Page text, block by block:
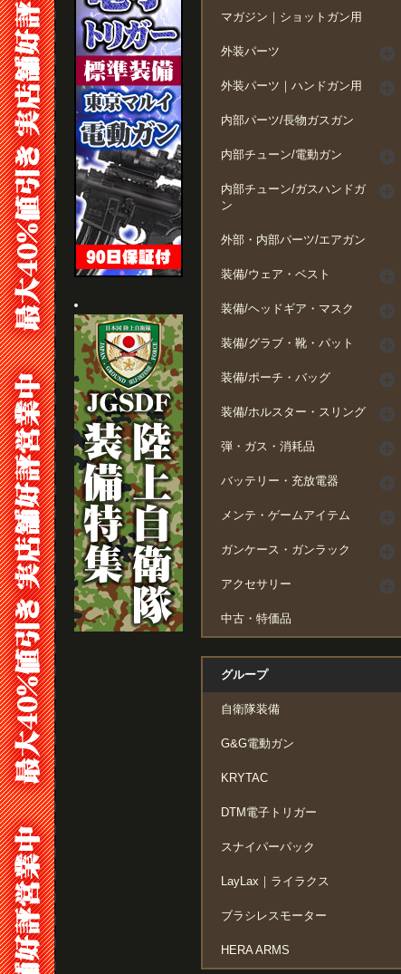
マガジン｜ショットガン用
外装パーツ
外装パーツ｜ハンドガン用
内部パーツ/長物ガスガン
内部チューン/電動ガン
内部チューン/ガスハンドガ
ン
外部・内部パーツ/エアガン
装備/ウェア・ベスト
装備/ヘッドギア・マスク
装備/グラブ・靴・パット
装備/ポーチ・バッグ
装備/ホルスター・スリング
弾・ガス・消耗品
バッテリー・充放電器
メンテ・ゲームアイテム
ガンケース・ガンラック
アクセサリー
中古・特価品
グループ
自衛隊装備
G&G電動ガン
KRYTAC
DTM電子トリガー
スナイパーパック
LayLax｜ライラクス
ブラシレスモーター
HERA ARMS